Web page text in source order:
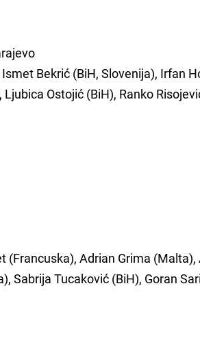
Bekrić (BiH, Slovenija), Irfan
Ostojić (BiH), Ranko
(Francuska), Adrian Grima (Malta),
Sabrija Tucaković (BiH), Goran